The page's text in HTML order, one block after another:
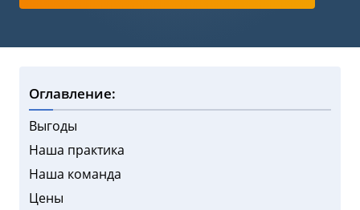
Оглавление:
Выгоды
Наша практика
Наша команда
Цены